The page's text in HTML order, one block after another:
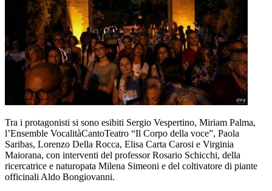
Tra i protagonisti si sono esibiti Sergio Vespertino, Miriam Palma,
l’Ensemble VocalitàCantoTeatro “Il Corpo della voce”, Paola
Saribas, Lorenzo Della Rocca, Elisa Carta Carosi e Virginia
Maiorana, con interventi del professor Rosario Schicchi, della
ricercatrice e naturopata Milena Simeoni e del coltivatore di piante
officinali Aldo Bongiovanni.